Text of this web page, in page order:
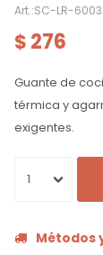
SC-LR-
$ 276
Guante de
térmica y
exigentes.
1
Métodos